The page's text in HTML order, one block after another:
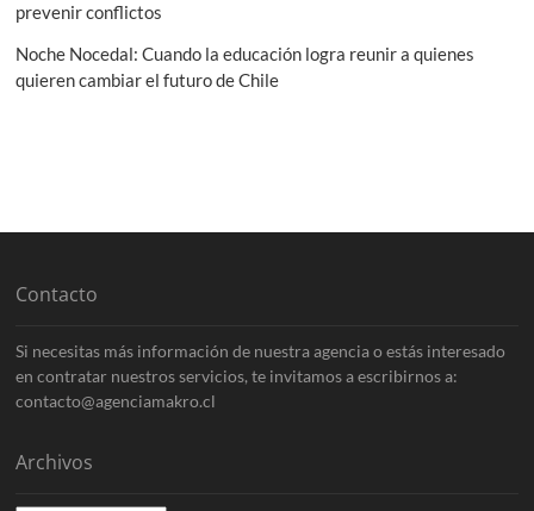
prevenir conflictos
Noche Nocedal: Cuando la educación logra reunir a quienes
quieren cambiar el futuro de Chile
Contacto
Si necesitas más información de nuestra agencia o estás interesado
en contratar nuestros servicios, te invitamos a escribirnos a:
contacto@agenciamakro.cl
Archivos